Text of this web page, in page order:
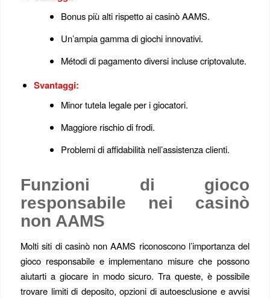
Bonus più alti rispetto ai casinò AAMS.
Un’ampia gamma di giochi innovativi.
Métodi di pagamento diversi incluse criptovalute.
Svantaggi:
Minor tutela legale per i giocatori.
Maggiore rischio di frodi.
Problemi di affidabilità nell’assistenza clienti.
Funzioni di gioco
responsabile nei casinò
non AAMS
Molti siti di casinò non AAMS riconoscono l’importanza del
gioco responsabile e implementano misure che possono
aiutarti a giocare in modo sicuro. Tra queste, è possibile
trovare limiti di deposito, opzioni di autoesclusione e avvisi